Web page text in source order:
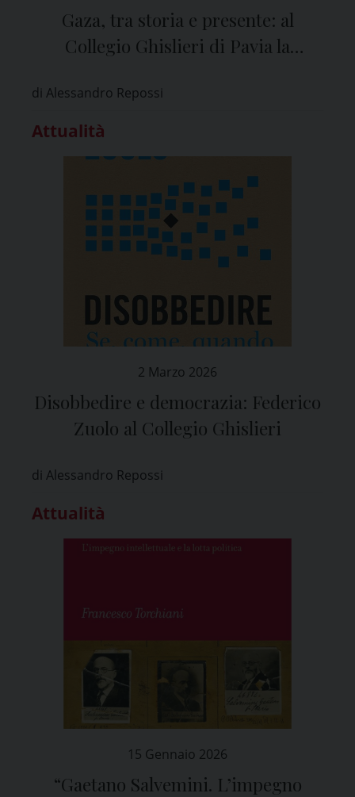
Gaza, tra storia e presente: al
Collegio Ghislieri di Pavia la
Marzano
di Alessandro Repossi
Attualità
2 Marzo 2026
Disobbedire e democrazia: Federico
Zuolo al Collegio Ghislieri
di Alessandro Repossi
Attualità
15 Gennaio 2026
“Gaetano Salvemini. L’impegno